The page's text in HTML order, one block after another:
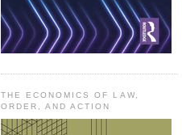
THE ECONOMICS OF LAW,
ORDER, AND ACTION